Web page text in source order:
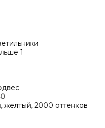
1
желтый, 2000 оттенков